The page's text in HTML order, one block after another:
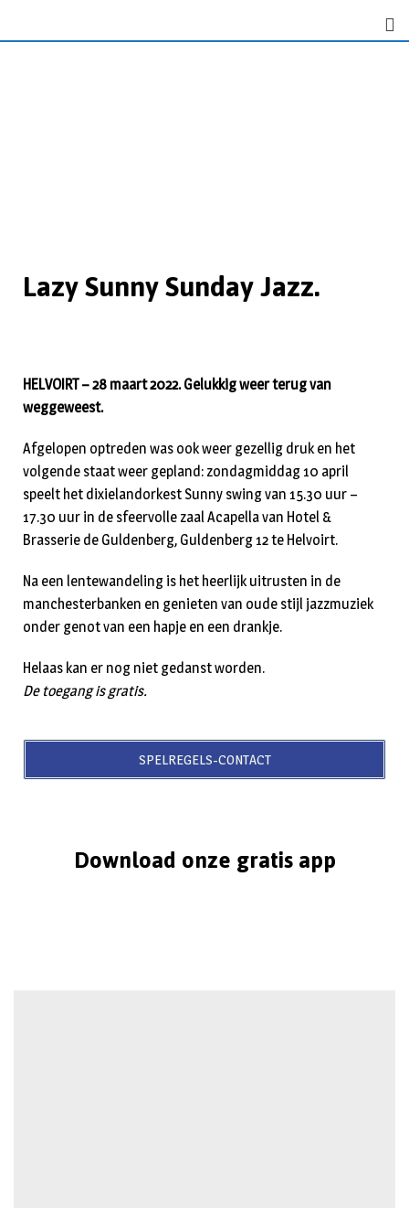
Lazy Sunny Sunday Jazz.
HELVOIRT – 28 maart 2022. Gelukkig weer terug van
weggeweest.
Afgelopen optreden was ook weer gezellig druk en het
volgende staat weer gepland: zondagmiddag 10 april
speelt het dixielandorkest Sunny swing van 15.30 uur –
17.30 uur in de sfeervolle zaal Acapella van Hotel &
Brasserie de Guldenberg, Guldenberg 12 te Helvoirt.
Na een lentewandeling is het heerlijk uitrusten in de
manchesterbanken en genieten van oude stijl jazzmuziek
onder genot van een hapje en een drankje.
Helaas kan er nog niet gedanst worden.
De toegang is gratis.
SPELREGELS-CONTACT
Download onze gratis app